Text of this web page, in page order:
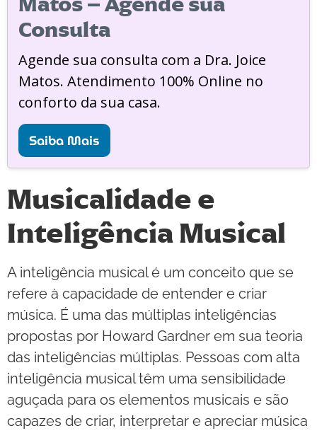
Consulta
Agende sua consulta com a Dra. Joice
Matos. Atendimento 100% Online no
conforto da sua casa.
Saiba Mais
Musicalidade e
Inteligência Musical
A inteligência musical é um conceito que se
refere à capacidade de entender e criar
música. É uma das múltiplas inteligências
propostas por Howard Gardner em sua teoria
das inteligências múltiplas. Pessoas com alta
inteligência musical têm uma sensibilidade
aguçada para os elementos musicais e são
capazes de criar, interpretar e apreciar música